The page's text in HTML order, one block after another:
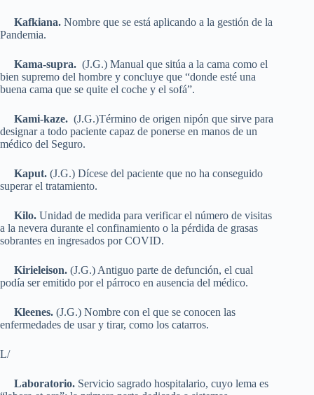
Aceptar Rechazar
Kafkiana. Nombre que se está aplicando a la gestión de la
Pandemia.
Kama-supra. (J.G.) Manual que sitúa a la cama como el
bien supremo del hombre y concluye que “donde esté una
buena cama que se quite el coche y el sofá”.
Kami-kaze. (J.G.)Término de origen nipón que sirve para
designar a todo paciente capaz de ponerse en manos de un
médico del Seguro.
Kaput. (J.G.) Dícese del paciente que no ha conseguido
superar el tratamiento.
Kilo. Unidad de medida para verificar el número de visitas
a la nevera durante el confinamiento o la pérdida de grasas
sobrantes en ingresados por COVID.
Kirieleison. (J.G.) Antiguo parte de defunción, el cual
podía ser emitido por el párroco en ausencia del médico.
Kleenes. (J.G.) Nombre con el que se conocen las
enfermedades de usar y tirar, como los catarros.
L/
Laboratorio. Servicio sagrado hospitalario, cuyo lema es